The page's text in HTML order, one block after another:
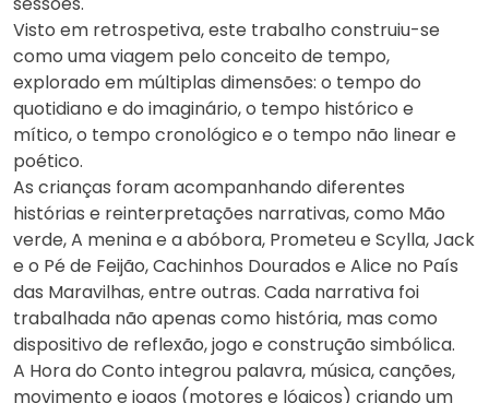
Visto em retrospetiva, este trabalho construiu-se
como uma viagem pelo conceito de tempo,
explorado em múltiplas dimensões: o tempo do
quotidiano e do imaginário, o tempo histórico e
mítico, o tempo cronológico e o tempo não linear e
poético.
As crianças foram acompanhando diferentes
histórias e reinterpretações narrativas, como Mão
verde, A menina e a abóbora, Prometeu e Scylla, Jack
e o Pé de Feijão, Cachinhos Dourados e Alice no País
das Maravilhas, entre outras. Cada narrativa foi
trabalhada não apenas como história, mas como
dispositivo de reflexão, jogo e construção simbólica.
A Hora do Conto integrou palavra, música, canções,
movimento e jogos (motores e lógicos) criando um